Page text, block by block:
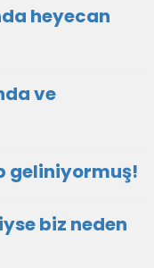
heyecan
ve
geliniyormuş!
biz neden